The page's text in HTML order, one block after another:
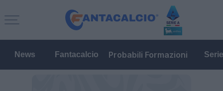
News Fantacalcio Probabili Formazioni